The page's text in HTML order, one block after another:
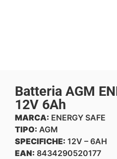
Batteria AGM
12V 6Ah
MARCA: ENERGY SAFE
TIPO: AGM
SPECIFICHE: 12V – 6AH
EAN: 8434290520177